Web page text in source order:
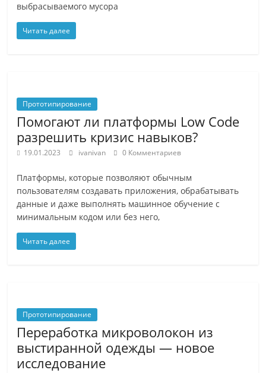
выбрасываемого мусора
Читать далее
Прототипирование
Помогают ли платформы Low Code
разрешить кризис навыков?
19.01.2023 ivanivan 0 Комментариев
Платформы, которые позволяют обычным
пользователям создавать приложения, обрабатывать
данные и даже выполнять машинное обучение с
минимальным кодом или без него,
Читать далее
Прототипирование
Переработка микроволокон из
выстиранной одежды — новое
исследование